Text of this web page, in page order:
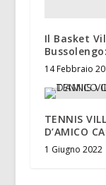
Il Basket
14 Febbraio
TENNIS
D’AMICO
1 Giugno 2022